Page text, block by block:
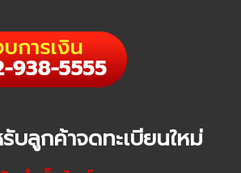
บลูกค้าจดทะเบียนใหม่